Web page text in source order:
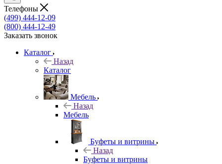
Телефоны
(499) 444-12-09
(800) 444-12-49
Заказать звонок
Каталог
Назад
Каталог
Мебель
Назад
Мебель
Буфеты и витрины
Назад
Буфеты и витрины